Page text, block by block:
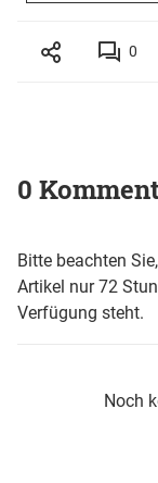
0
0
Bitte beachten
Artikel nur 72
Verfügung steht.
Noch